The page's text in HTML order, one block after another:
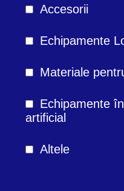
Accesorii
Echipamente
Materiale
Echipamente
artificial
Altele